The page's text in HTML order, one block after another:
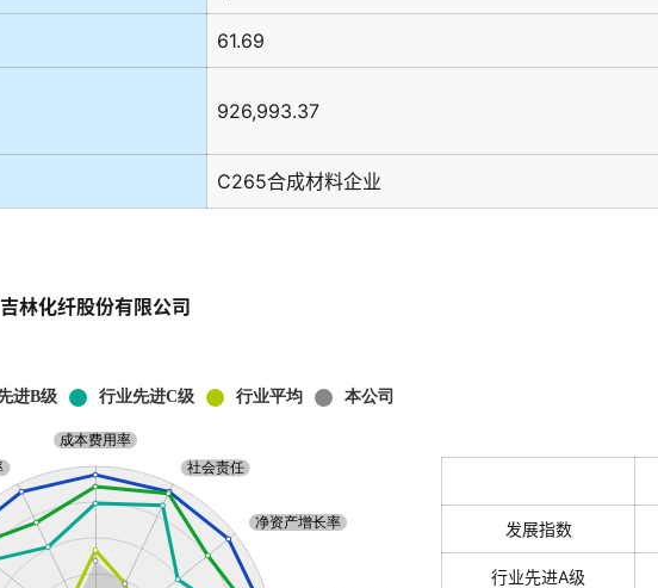
61.69
926,993.37
C265合成材料企业
吉林化纤股份有限公司
发展指数
行业先进A级